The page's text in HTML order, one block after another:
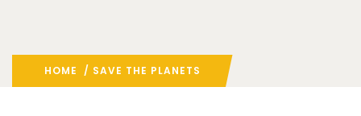
HOME / SAVE THE PLANETS